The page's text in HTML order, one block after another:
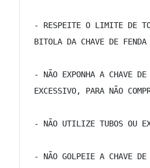
- RESPEITE O LIMITE DE
BITOLA DA CHAVE DE FENDA
- NÃO EXPONHA A CHAVE
EXCESSIVO, PARA NÃO
- NÃO UTILIZE TUBOS OU
- NÃO GOLPEIE A CHAVE DE